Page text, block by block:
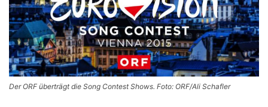
Der ORF überträgt die Song Contest Shows. Foto: ORF/Ali Schafler